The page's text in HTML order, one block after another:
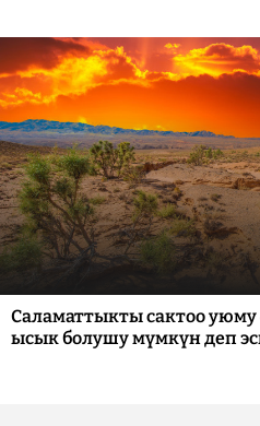
Саламаттыкты сактоо
ысык болушу мүмкүн деп